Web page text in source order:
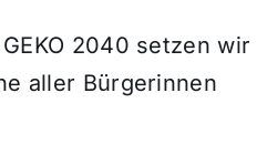
2040 setzen wir
aller Bürgerinnen